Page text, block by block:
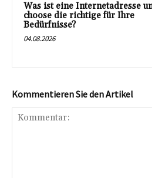
Was ist eine Internetadresse
choose die richtige für Ihre
Bedürfnisse?
04.08.2026
Kommentieren Sie den Artikel